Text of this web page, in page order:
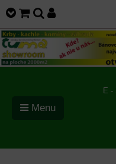
E -
Menu